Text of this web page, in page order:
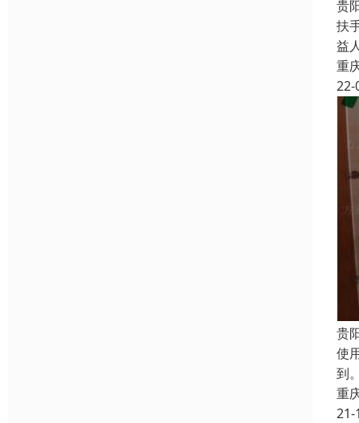
贵
扶
益
重
22-
贵
使
到
重
21-